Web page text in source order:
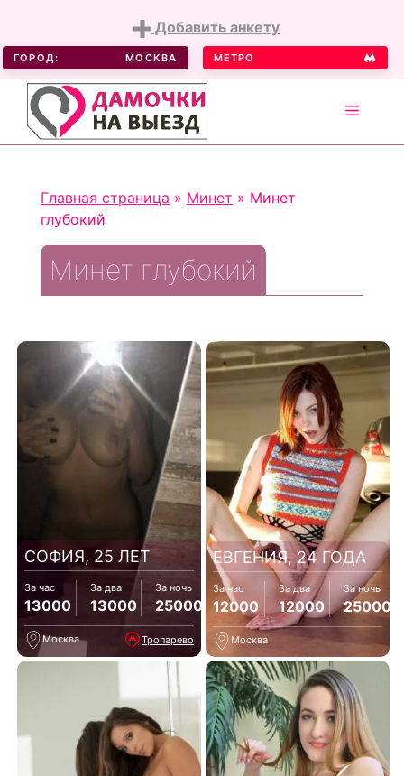
content
Добавить анкету
ГОРОД: МОСКВА МЕТРО
MENU
Главная страница » Минет » Минет
глубокий
Минет глубокий
СОФИЯ, 25 ЛЕТ
За час
13000
За два
13000
За ночь
25000
Москва Тропарево
ЕВГЕНИЯ, 24 ГОДА
За час
12000
За два
12000
За ночь
25000
Москва